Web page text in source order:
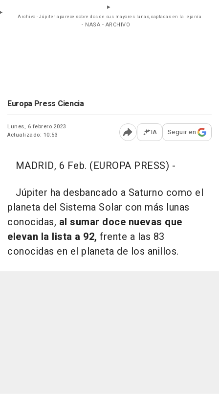
Archivo - Júpiter aparece sobre dos de sus mayores lunas, captadas en la lejanía
- NASA - ARCHIVO
Europa Press Ciencia
Lunes, 6 febrero 2023
Actualizado: 10:53
Abrir opciones para
IA Seguir en
MADRID, 6 Feb. (EUROPA PRESS) -
Júpiter ha desbancado a Saturno como el
planeta del Sistema Solar con más lunas
conocidas, al sumar doce nuevas que
elevan la lista a 92, frente a las 83
conocidas en el planeta de los anillos.